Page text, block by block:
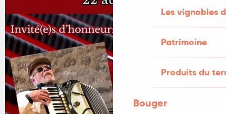
Les vignobles
Patrimoine
Produits du
Bouger